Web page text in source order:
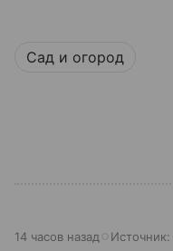
Сад и огород
14 часов назад Источник: